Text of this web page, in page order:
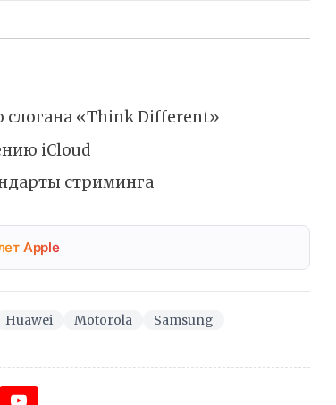
слогана «Think Different»
iCloud
стриминга
Apple
Huawei Motorola Samsung